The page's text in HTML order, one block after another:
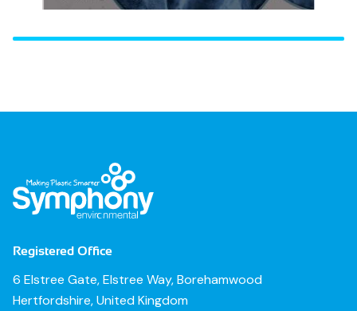
Registered Office
6 Elstree Gate, Elstree Way, Borehamwood
Hertfordshire, United Kingdom